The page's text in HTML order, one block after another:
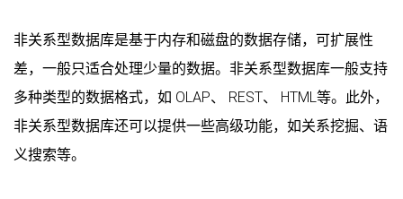
非关系型数据库是基于内存和磁盘的数据存储，可扩展性
差，一般只适合处理少量的数据。非关系型数据库一般支持
多种类型的数据格式，如 OLAP、 REST、 HTML等。此外，
非关系型数据库还可以提供一些高级功能，如关系挖掘、语
义搜索等。